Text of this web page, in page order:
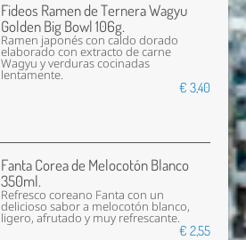
Fideos Ramen de Ternera Wagyu
Golden Big Bowl 106g.
Ramen japonés con caldo dorado
elaborado con extracto de carne
Wagyu y verduras cocinadas
lentamente.
€ 3,40
Fanta Corea de Melocotón Blanco
350ml.
Refresco coreano Fanta con un
delicioso sabor a melocotón blanco,
ligero, afrutado y muy refrescante.
€ 2,55